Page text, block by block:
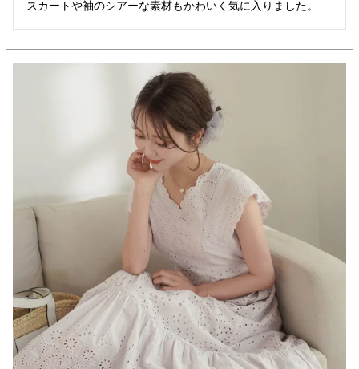
スカートや袖のシアーな素材もかわいく気に入りました。